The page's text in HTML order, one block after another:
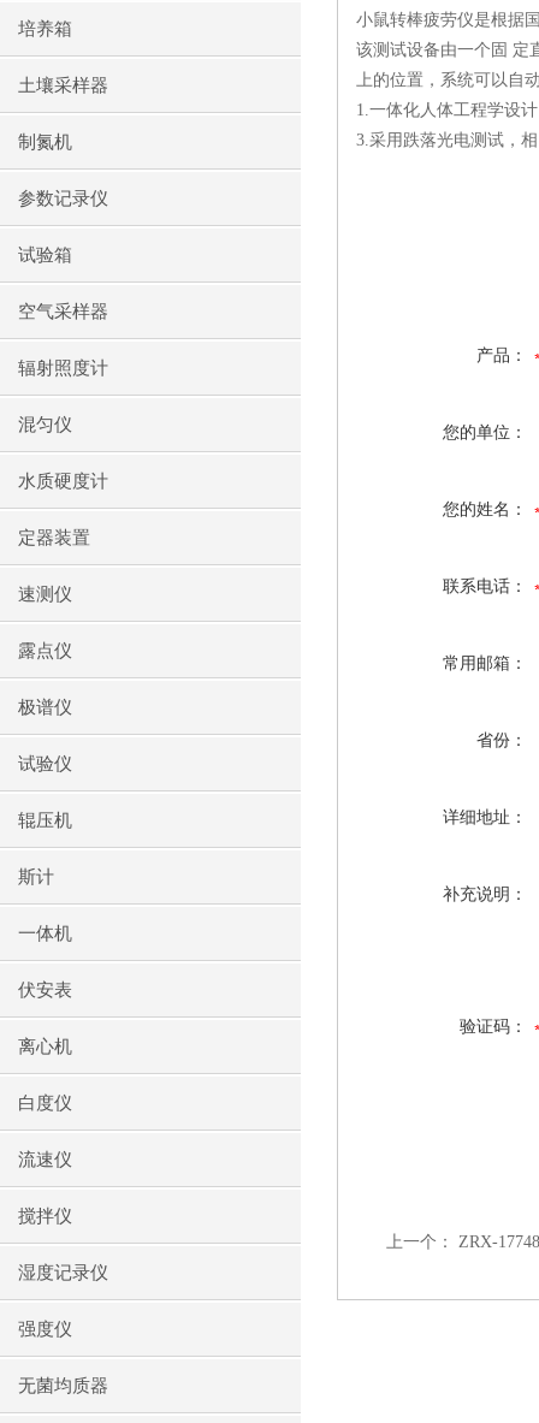
培养箱
土壤采样器
制氮机
参数记录仪
试验箱
空气采样器
辐射照度计
混匀仪
水质硬度计
定器装置
速测仪
露点仪
极谱仪
试验仪
辊压机
斯计
一体机
伏安表
离心机
白度仪
流速仪
搅拌仪
湿度记录仪
强度仪
无菌均质器
小鼠转棒疲劳仪是根据
该测试设备由一个固 定
上的位置，系统可以自
1.一体化人体工程学设
3.采用跌落光电测试，
产品：
您的单位：
您的姓名：
联系电话：
常用邮箱：
省份：
详细地址：
补充说明：
验证码：
上一个： ZRX-